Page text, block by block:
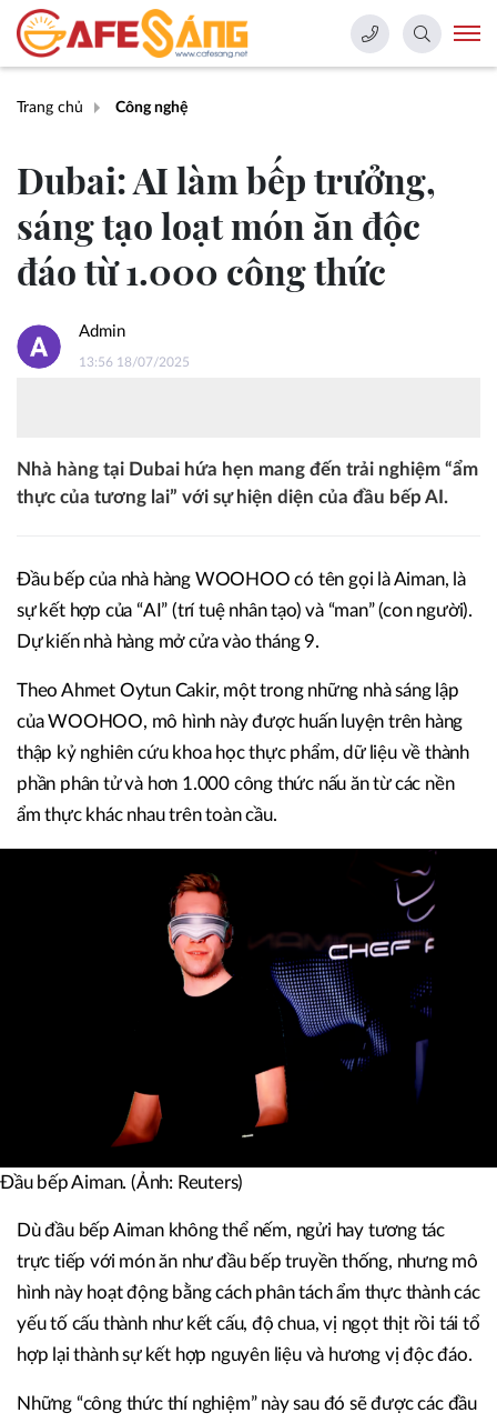
Trang chủ Công nghệ
Dubai: AI làm bếp trưởng,
sáng tạo loạt món ăn độc
đáo từ 1.000 công thức
Admin
13:56 18/07/2025
Nhà hàng tại Dubai hứa hẹn mang đến trải nghiệm “ẩm
thực của tương lai” với sự hiện diện của đầu bếp AI.
Đầu bếp của nhà hàng WOOHOO có tên gọi là Aiman, là
sự kết hợp của “AI” (trí tuệ nhân tạo) và “man” (con người).
Dự kiến nhà hàng mở cửa vào tháng 9.
Theo Ahmet Oytun Cakir, một trong những nhà sáng lập
của WOOHOO, mô hình này được huấn luyện trên hàng
thập kỷ nghiên cứu khoa học thực phẩm, dữ liệu về thành
phần phân tử và hơn 1.000 công thức nấu ăn từ các nền
ẩm thực khác nhau trên toàn cầu.
Đầu bếp Aiman. (Ảnh: Reuters)
Dù đầu bếp Aiman không thể nếm, ngửi hay tương tác
trực tiếp với món ăn như đầu bếp truyền thống, nhưng mô
hình này hoạt động bằng cách phân tách ẩm thực thành các
yếu tố cấu thành như kết cấu, độ chua, vị ngọt thịt rồi tái tổ
hợp lại thành sự kết hợp nguyên liệu và hương vị độc đáo.
Những “công thức thí nghiệm” này sau đó sẽ được các đầu